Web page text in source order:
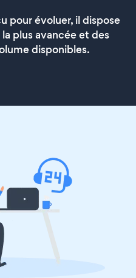
pour évoluer, il dispose
plus avancée et des
disponibles.